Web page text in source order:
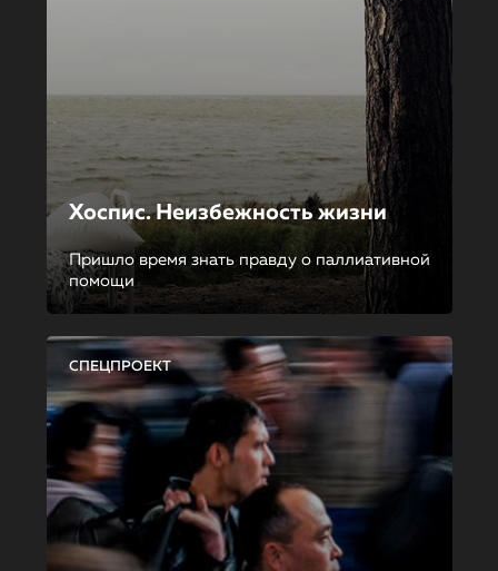
Хоспис. Неизбежность жизни
Пришло время знать правду о паллиативной
помощи
СПЕЦПРОЕКТ